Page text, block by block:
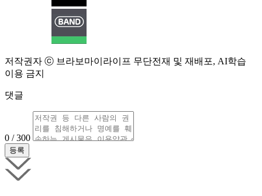
저작권자 ⓒ 브라보마이라이프 무단전재 및 재배포, AI학습
이용 금지
댓글
0 / 300